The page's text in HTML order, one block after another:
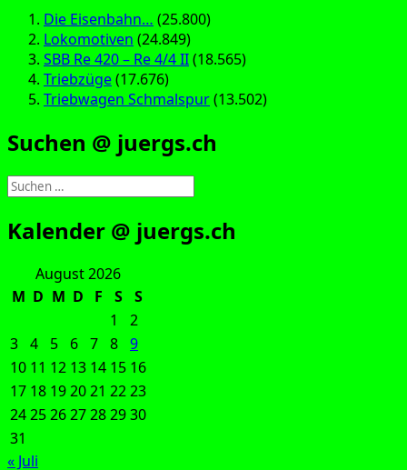
Die Eisenbahn… (25.800)
Lokomotiven (24.849)
SBB Re 420 – Re 4/4 II(18.565)
Triebzüge(17.676)
Triebwagen Schmalspur(13.502)
Suchen @ juergs.ch
Suchen
nach:
Kalender @ juergs.ch
August 2026
M D M D F S
S
1
2
3 4 5 6 7 8 9
10 11 12 13 14 15 16
17 18 192021 2223
24252627282930
31
« Juli